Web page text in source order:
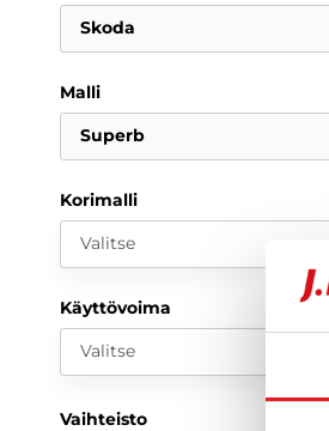
Skoda
Malli
Superb
Korimalli
Valitse
Käyttövoima
Valitse
Vaihteisto